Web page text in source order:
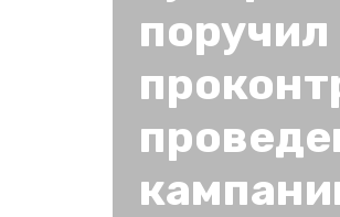
поручил